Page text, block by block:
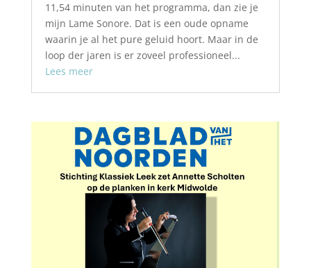
11,54 minuten van het programma, dan zie je
mijn Lame Sonore. Dat is een oude opname
waarin je al het pure geluid hoort. Maar in de
loop der jaren is er zoveel professioneel...
Lees meer